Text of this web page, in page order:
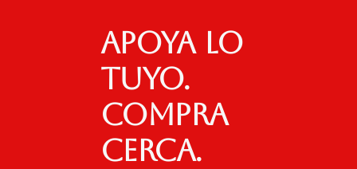
Apoya lo
tuyo.
Compra
cerca.